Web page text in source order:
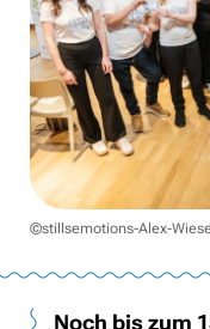
©stillsemotions-Alex-
Noch bis zum